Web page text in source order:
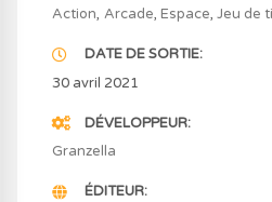
Action Arcade Espace Jeu de
DATE DE SORTIE
30 avril 2021
DÉVELOPPEUR
Granzella
ÉDITEUR